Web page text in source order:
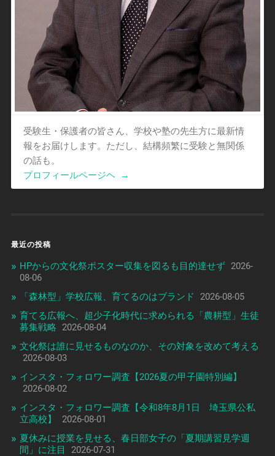
受験生・保護者の皆さん、学校や塾の先生方に最新情
報をお届けします。ただし、結構頻繁に受験と無関係
の話も。
プロフィールページヘ
→
最近の投稿
HPからの文化祭ポスター収集を図るも目的達せず 2026-
08-06
「森林型」学校広報、育てるのはブランド
2026-08-05
育てる広報へ、超少子化時代に求められる「農耕型」生徒
募集戦略
2026-08-04
文化祭は誰に見せるものなのか、その対象を改めて考える
2026-08-03
インスタ・フォロワー調査【2026夏の甲子園特別編】
2026-08-02
インスタ・フォロワー調査【令和8年8月1日 埼玉県公私
立高校】
2026-08-01
夏休みに授業を見せる、春日部女子の「夏期講習見学週
間」に注目
2026-07-31